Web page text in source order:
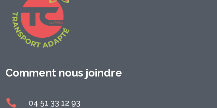
Comment nous joindre
 04 51 33 12 93